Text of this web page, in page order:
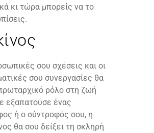
κι τώρα μπορείς να το
σου σχέσεις και οι
σου συνεργασίες θα
ρόλο στη ζωή
εξαπατούσε ένας
ή ο σύντροφός σου, η
θα σου δείξει τη σκληρή